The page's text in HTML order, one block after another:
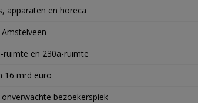
apparaten en horeca
ruimte en 230a-ruimte
16 mrd euro
bezoekerspiek